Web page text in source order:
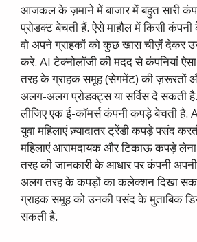
आजकल के ज़माने में बाजार में बहुत सारी
प्रोडक्ट बेचती हैं. ऐसे माहौल में किसी
वो अपने ग्राहकों को कुछ खास चीज़ें देकर
करे. AI टेक्नोलॉजी की मदद से कंपनियां
तरह के ग्राहक समूह (सेगमेंट) की ज़रूरतों
अलग-अलग प्रोडक्ट्स या सर्विस दे सकती
लीजिए एक ई-कॉमर्स कंपनी कपड़े बेचती है.
युवा महिलाएं ज़्यादातर ट्रेंडी कपड़े पसंद
महिलाएं आरामदायक और टिकाऊ कपड़े
तरह की जानकारी के आधार पर कंपनी
अलग तरह के कपड़ों का कलेक्शन दिखा
ग्राहक समूह को उनकी पसंद के मुताबिक
सकती है.